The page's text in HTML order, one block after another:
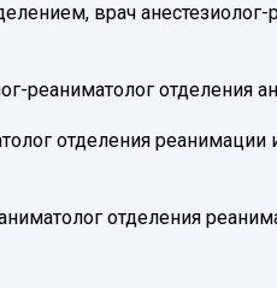
врач анестезиолог-
реаниматолог отделения
отделения
отделения